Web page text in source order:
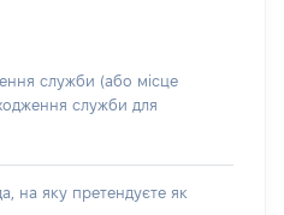
служби (або місце
служби для
на яку претендуєте як